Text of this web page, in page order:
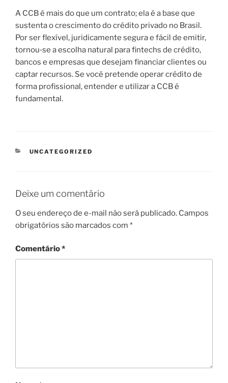
A CCB é mais do que um contrato; ela é a base que
sustenta o crescimento do crédito privado no Brasil.
Por ser flexível, juridicamente segura e fácil de emitir,
tornou‑se a escolha natural para fintechs de crédito,
bancos e empresas que desejam financiar clientes ou
captar recursos. Se você pretende operar crédito de
forma profissional, entender e utilizar a CCB é
fundamental.
CATEGORIAS
UNCATEGORIZED
Deixe um comentário
O seu endereço de e-mail não será publicado. Campos
obrigatórios são marcados com *
Comentário*